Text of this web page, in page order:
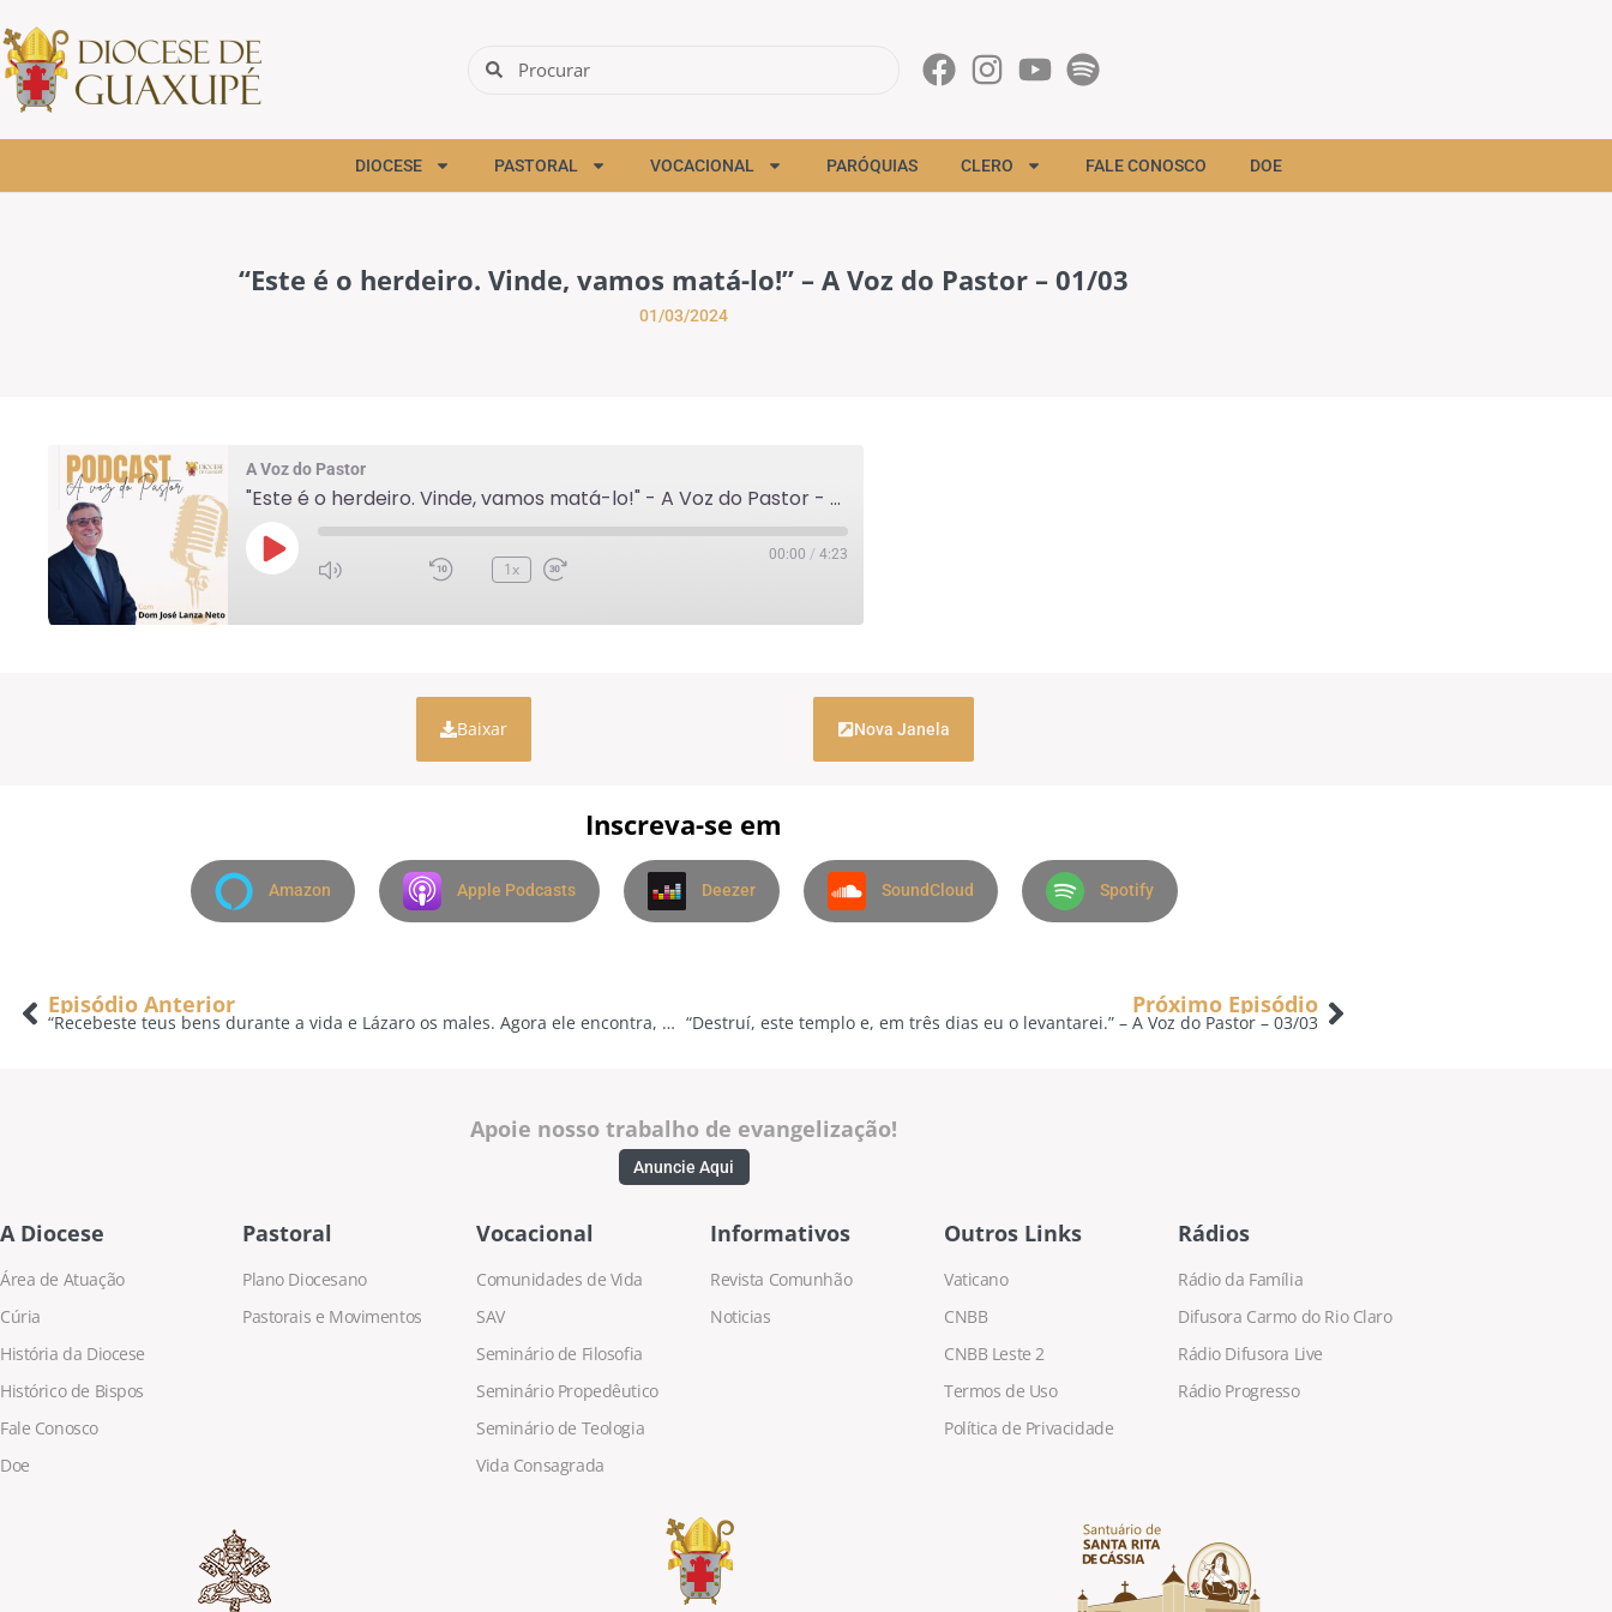
DIOCESE PASTORAL VOCACIONAL PARÓQUIAS CLERO FALE CONOSCO DOE
“Este é o herdeiro. Vinde, vamos matá-lo!” – A Voz do Pastor – 01/03
01/03/2024
A Voz do Pastor
"Este é o herdeiro. Vinde, vamos matá-lo!" - A Voz do Pastor - 01/03
1x
00:00 / 4:23
Baixar Nova Janela
Inscreva-se em
Amazon Apple Podcasts Deezer SoundCloud Spotify
Episódio Anterior
“Recebeste teus bens durante a vida e Lázaro os males. Agora ele encontra, aqui, consolo e tu és atormentado.” – A Voz do Pastor – 29/02
Próximo Episódio
“Destruí, este templo e, em três dias eu o levantarei.” – A Voz do Pastor – 03/03
Apoie nosso trabalho de evangelização!
Anuncie Aqui
A Diocese
Área de Atuação
Cúria
História da Diocese
Histórico de Bispos
Fale Conosco
Doe
Pastoral
Plano Diocesano
Pastorais e Movimentos
Vocacional
Comunidades de Vida
SAV
Seminário de Filosofia
Seminário Propedêutico
Seminário de Teologia
Vida Consagrada
Informativos
Revista Comunhão
Noticias
Outros Links
Vaticano
CNBB
CNBB Leste 2
Termos de Uso
Política de Privacidade
Rádios
Rádio da Família
Difusora Carmo do Rio Claro
Rádio Difusora Live
Rádio Progresso